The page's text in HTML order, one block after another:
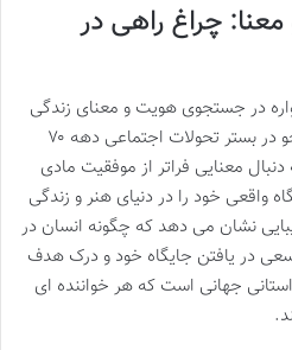
چراغ راهی در
در جستجوی هویت و معنای زندگی
هستند. در جلد سوم، این جستجو در بستر تحولات اجتماعی دهه ۷۰
معنایی فراتر از موفقیت مادی
خود را در دنیای هنر و زندگی
نشان می دهد که چگونه انسان در
سعی در یافتن جایگاه خود و درک هدف
جهانی است که هر خواننده ای